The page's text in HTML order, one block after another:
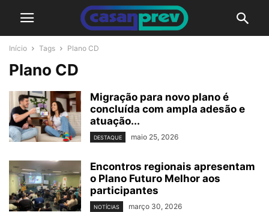
Início Tags Plano CD
Plano CD
Migração para novo plano é
concluída com ampla adesão e
atuação...
DESTAQUE maio 25, 2026
Encontros regionais apresentam
o Plano Futuro Melhor aos
participantes
NOTÍCIAS março 30, 2026